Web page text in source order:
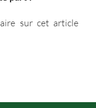
sur cet article